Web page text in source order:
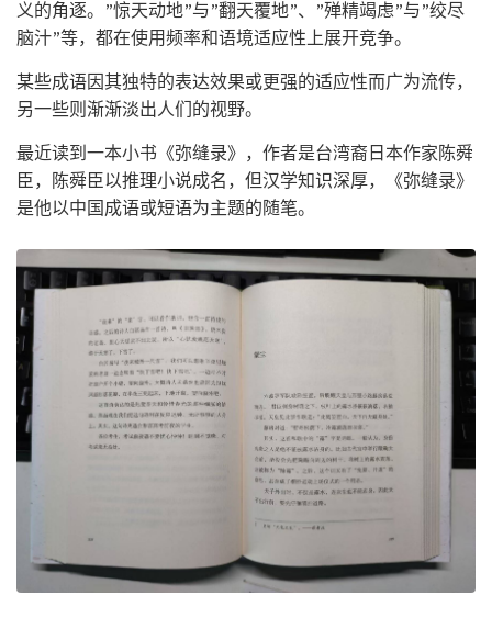
义的角逐。”惊天动地”与”翻天覆地”、”殚精竭虑”与”绞尽
脑汁”等，都在使用频率和语境适应性上展开竞争。
某些成语因其独特的表达效果或更强的适应性而广为流传，
另一些则渐渐淡出人们的视野。
最近读到一本小书《弥缝录》，作者是台湾裔日本作家陈舜
臣，陈舜臣以推理小说成名，但汉学知识深厚，《弥缝录》
是他以中国成语或短语为主题的随笔。